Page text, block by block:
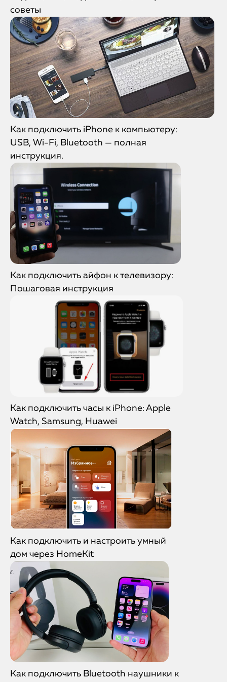
советы
Как подключить iPhone к компьютеру:
USB, Wi-Fi, Bluetooth — полная
инструкция.
Как подключить айфон к телевизору:
Пошаговая инструкция
Как подключить часы к iPhone: Apple
Watch, Samsung, Huawei
Как подключить и настроить умный
дом через HomeKit
Как подключить Bluetooth наушники к